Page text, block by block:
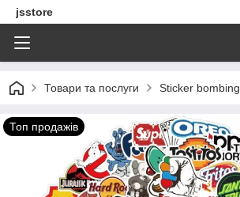
jsstore
Товари та послуги Sticker bombing
Топ продажів